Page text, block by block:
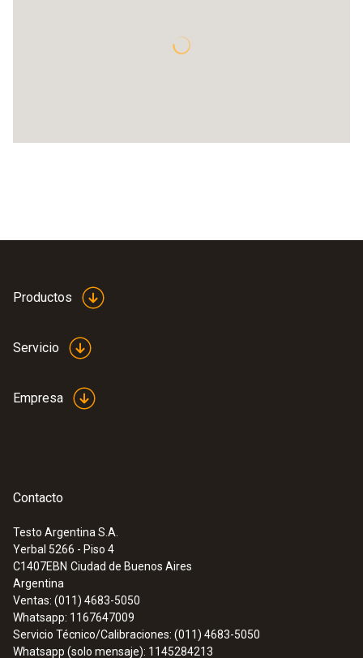
Productos
Servicio
Empresa
Contacto
Testo Argentina S.A.
Yerbal 5266 - Piso 4
C1407EBN Ciudad de Buenos Aires
Argentina
Ventas: (011) 4683-5050
Whatsapp: 1167647009
Servicio Técnico/Calibraciones: (011) 4683-5050
Whatsapp (solo mensaje): 1145284213